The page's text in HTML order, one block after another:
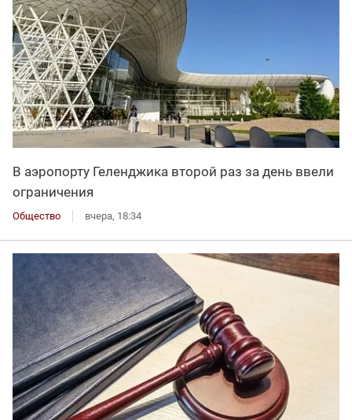
В аэропорту Геленджика второй раз за день ввели
ограничения
Общество вчера, 18:34